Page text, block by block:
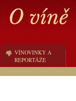
VÍNOVINKY A
REPORTÁŽE